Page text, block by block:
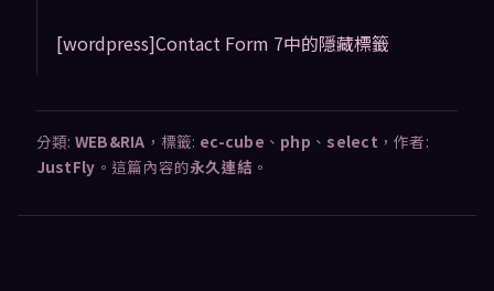
[wordpress]Contact Form 7中的隱藏標籤
分類: WEB&RIA ，標籤: ec-cube 、 php 、select ，作者:
JustFly 。這篇內容的永久連結 。